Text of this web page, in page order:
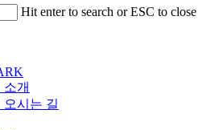
Hit enter to search or ESC to close
소개
오시는 길